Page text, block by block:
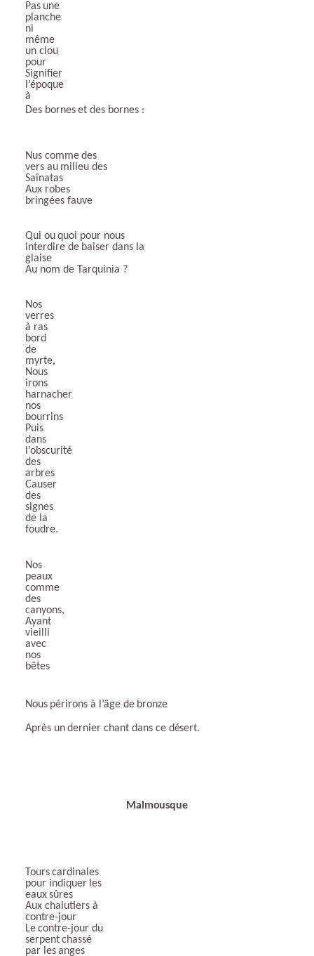
Pas une
planche
ni
même
un clou
pour
Signifier
l’époque
à
Des bornes et des bornes :
Nus comme des
vers au milieu des
Saïnatas
Aux robes
bringées fauve
Qui ou quoi pour nous
interdire de baiser dans la
glaise
Au nom de Tarquinia ?
Nos
verres
à ras
bord
de
myrte,
Nous
irons
harnacher
nos
bourrins
Puis
dans
l’obscurité
des
arbres
Causer
des
signes
de la
foudre.
Nos
peaux
comme
des
canyons,
Ayant
vieilli
avec
nos
bêtes
Nous périrons à l’âge de bronze
Après un dernier chant dans ce désert.
Malmousque
Tours cardinales
pour indiquer les
eaux sûres
Aux chalutiers à
contre-jour
Le contre-jour du
serpent chassé
par les anges